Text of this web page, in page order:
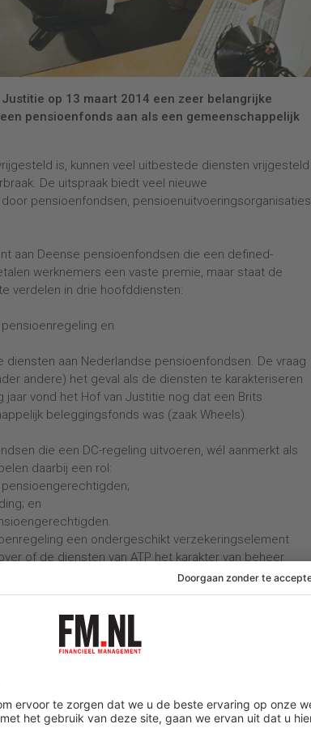
op 13 maart 2014 een zeer belangrijke
pensioenfonds aan als een gemeenschappelijk
is, kunnen veel uitbestede diensten vrijgesteld
De uitspraak biedt veel nieuwe
pensioenfondsen, pensioenuitvoeringsorganisaties
aan Deense pensioenfondsen die een defined-
werknemers een vaste premie, maar staat de
verdelen in drie hoofddiensten:
en
aan Nederlandse pensioenfondsen. De vraag
andere) het geval als de diensten te karakteriseren
vond het Hof van Justitie nog dat een Brits
beleggingsfonds was (zaak Wheels).
die een DC-regeling uitvoeren, wél aanmerkt als
daarbij een rol:
en
een ondergeschikt verzekeringselement
of de diensten van ATP het karakter van beheer
lijkt dat wel waarschijnlijk.
van diensten die Nederlandse
en vermogensbeheerders. Dit geldt in het
of CDC-regeling uitvoeren. Niet uitgesloten is echter
een DB-regeling uitvoeren. De kortingen die de
op dat ook deelnemers in dergelijke regelingen
verzekeraars,
die diensten verrichten in verband met